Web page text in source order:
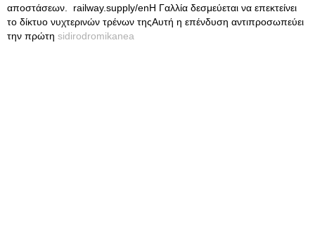
αποστάσεων. railway.supply/enΗ Γαλλία δεσμεύεται να επεκτείνει
το δίκτυο νυχτερινών τρένων τηςΑυτή η επένδυση αντιπροσωπεύει
την πρώτη sidirodromikanea